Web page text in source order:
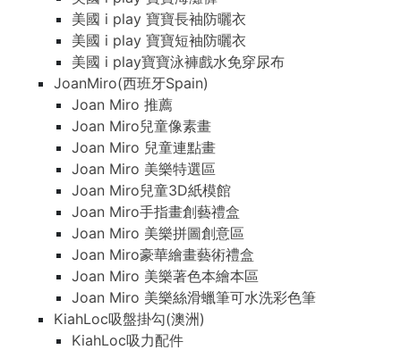
美國 i play 寶寶長袖防曬衣
美國 i play 寶寶短袖防曬衣
美國 i play寶寶泳褲戲水免穿尿布
JoanMiro(西班牙Spain)
Joan Miro 推薦
Joan Miro兒童像素畫
Joan Miro 兒童連點畫
Joan Miro 美樂特選區
Joan Miro兒童3D紙模館
Joan Miro手指畫創藝禮盒
Joan Miro 美樂拼圖創意區
Joan Miro豪華繪畫藝術禮盒
Joan Miro 美樂著色本繪本區
Joan Miro 美樂絲滑蠟筆可水洗彩色筆
KiahLoc吸盤掛勾(澳洲)
KiahLoc吸力配件